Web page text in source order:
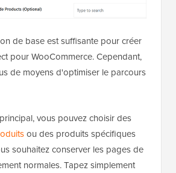
de base est suffisante pour créer
pour WooCommerce. Cependant,
de moyens d'optimiser le parcours
vous pouvez choisir des
ou des produits spécifiques
souhaitez conserver les pages de
normales. Tapez simplement